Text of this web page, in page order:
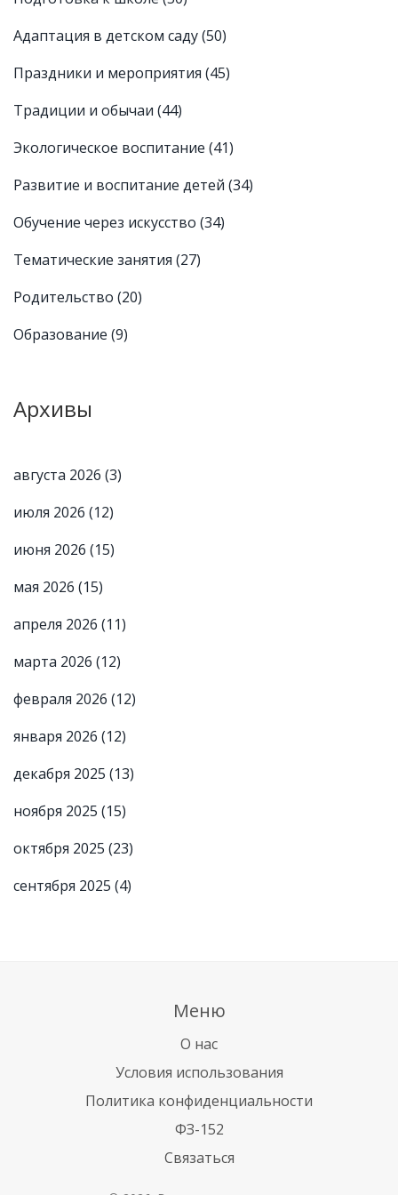
Адаптация в детском саду(50)
Праздники и мероприятия (45)
Традиции и обычаи (44)
Экологическое воспитание (41)
Развитие и воспитание детей (34)
Обучение через искусство (34)
Тематические занятия (27)
Родительство (20)
Образование (9)
Архивы
августа 2026 (3)
июля 2026 (12)
июня 2026 (15)
мая 2026 (15)
апреля 2026 (11)
марта 2026 (12)
февраля 2026 (12)
января 2026 (12)
декабря 2025 (13)
ноября 2025 (15)
октября 2025 (23)
сентября 2025 (4)
Меню
О нас
Условия использования
Политика конфиденциальности
ФЗ-152
Связаться